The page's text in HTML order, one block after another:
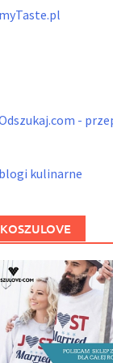
KOSZULOVE